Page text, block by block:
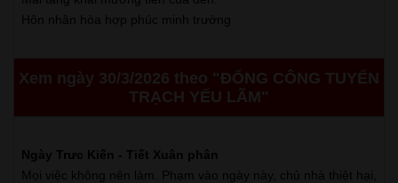
Hôn nhân hòa hợp phúc minh trường
Xem ngày 30/3/2026 theo "ĐỔNG CÔNG TUYỂN
TRẠCH YẾU LÃM"
Ngày Trưc Kiến - Tiết Xuân phân
Mọi việc không nên làm. Phạm vào ngày này, chủ nhà thiệt hại,